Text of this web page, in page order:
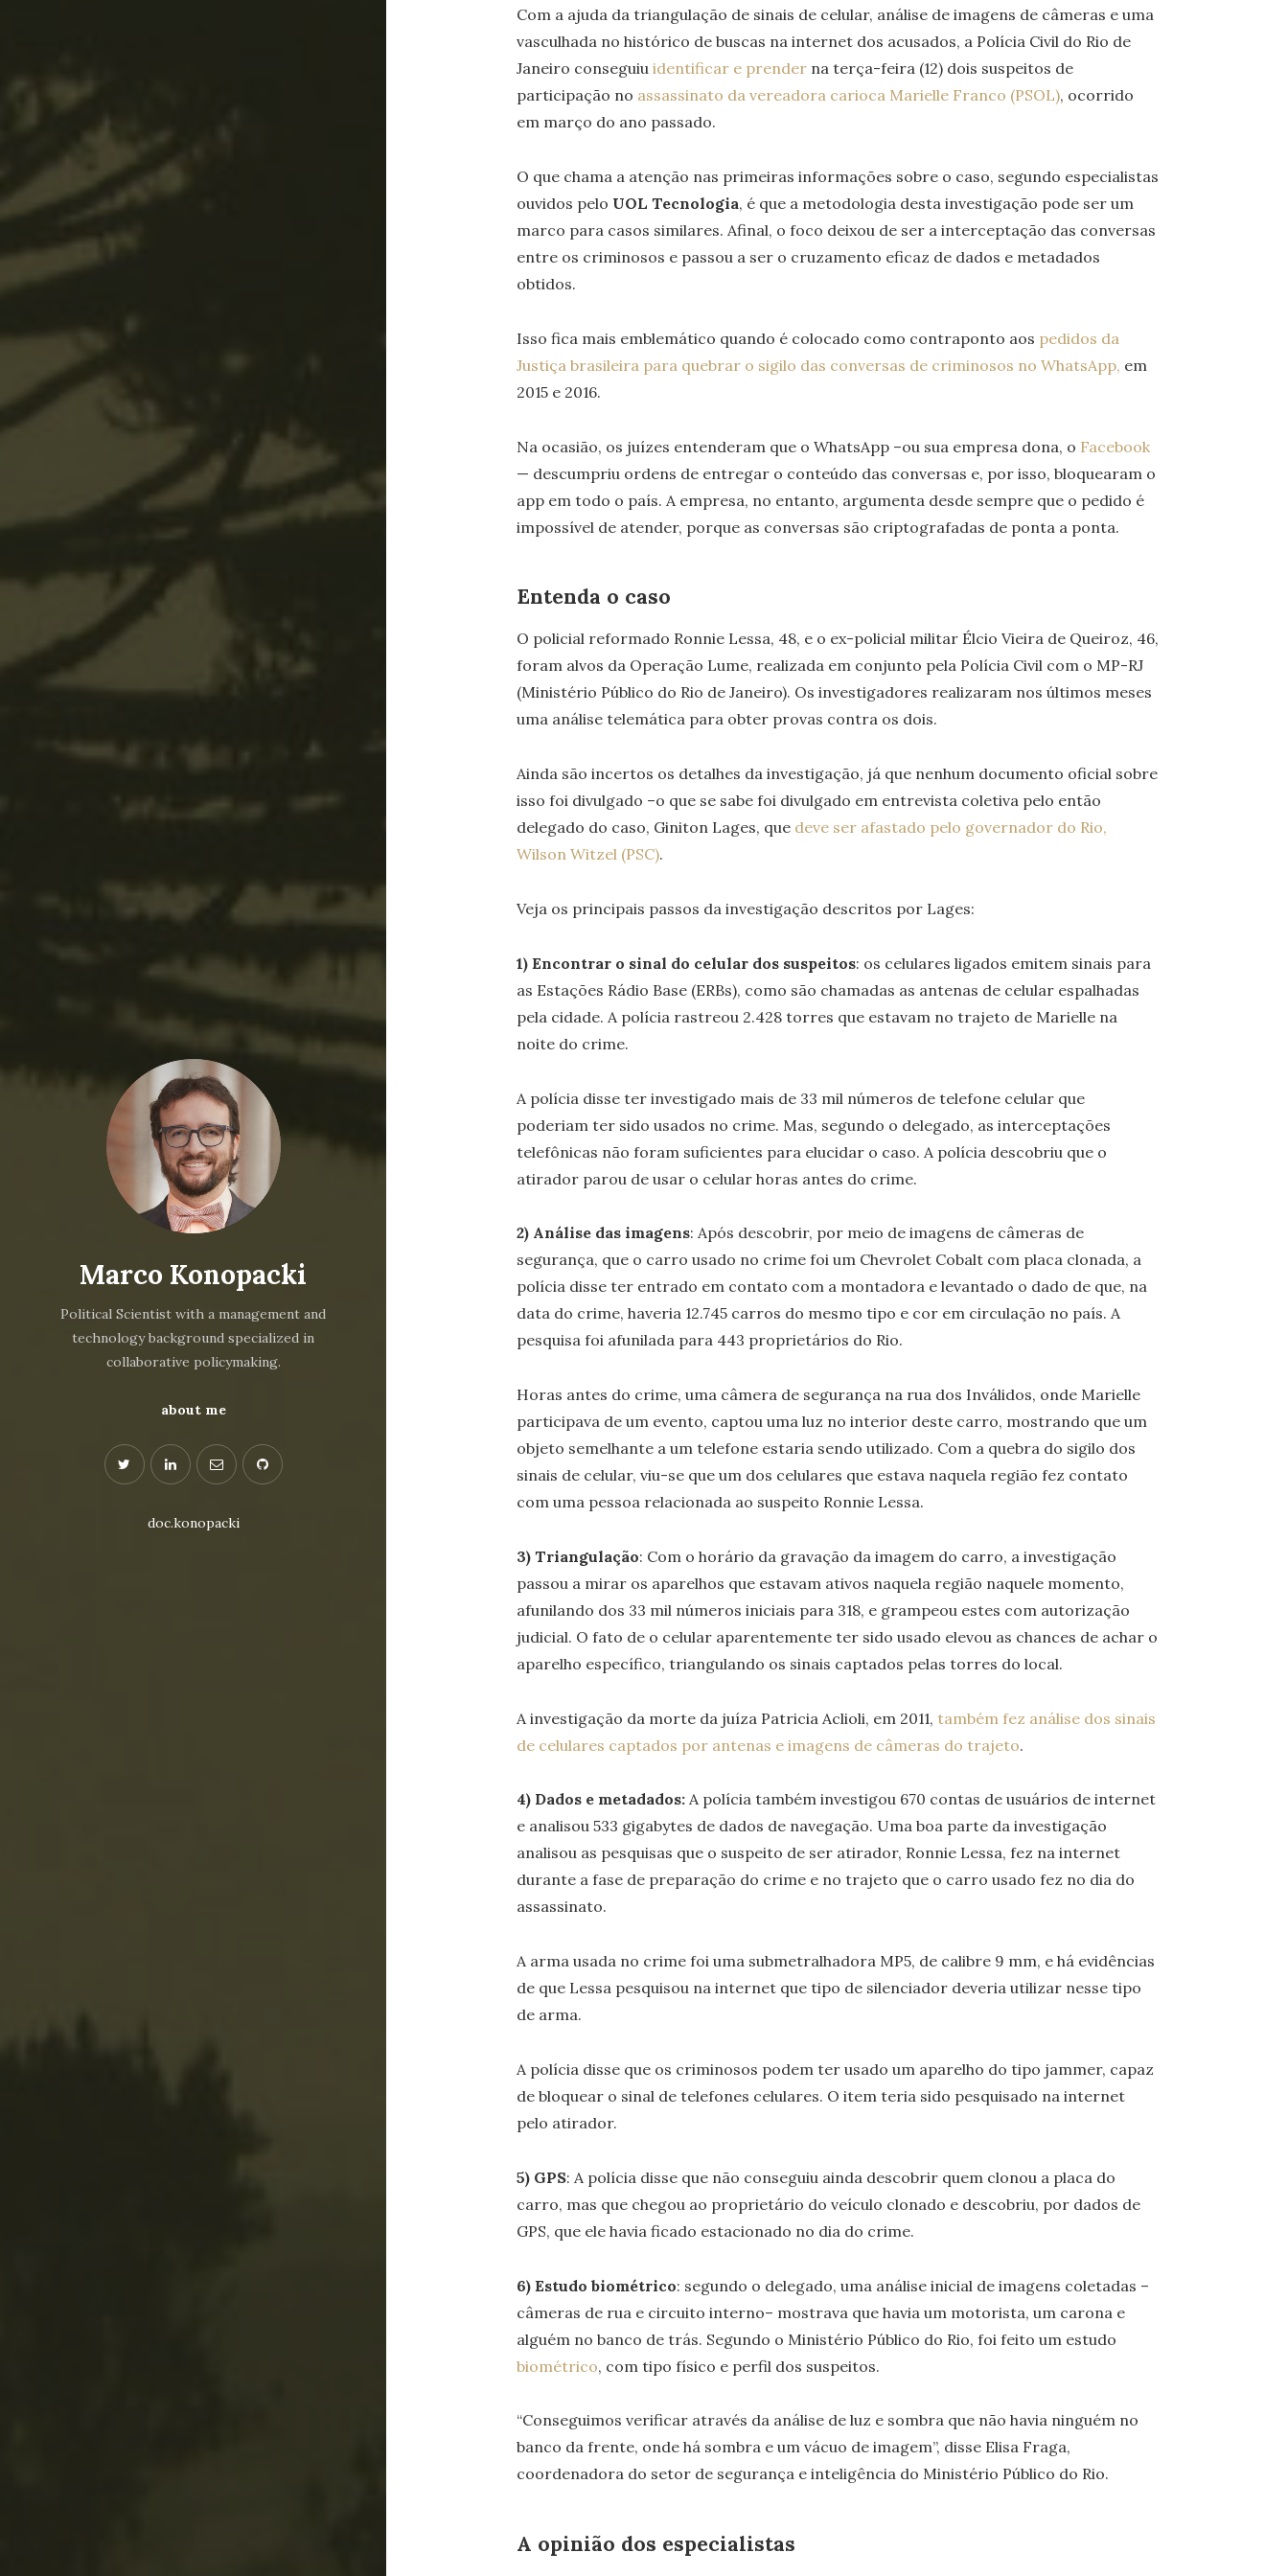
Marco Konopacki
Political Scientist with a management and
technology background specialized in
collaborative policymaking.
about me
doc.konopacki
Com a ajuda da triangulação de sinais de celular, análise de imagens de câmeras e uma
vasculhada no histórico de buscas na internet dos acusados, a Polícia Civil do Rio de
Janeiro conseguiu identificar e prenderna terça-feira (12) dois suspeitos de
participação no assassinato da vereadora carioca Marielle Franco (PSOL), ocorrido
em março do ano passado.
O que chama a atenção nas primeiras informações sobre o caso, segundo especialistas
ouvidos pelo UOL Tecnologia, é que a metodologia desta investigação pode ser um
marco para casos similares. Afinal, o foco deixou de ser a interceptação das conversas
entre os criminosos e passou a ser o cruzamento eficaz de dados e metadados
obtidos.
Isso fica mais emblemático quando é colocado como contraponto aos pedidos da
Justiça brasileira para quebrar o sigilo das conversas de criminosos no WhatsApp, em
2015 e 2016.
Na ocasião, os juízes entenderam que o WhatsApp –ou sua empresa dona, o Facebook
— descumpriu ordens de entregar o conteúdo das conversas e, por isso, bloquearam o
app em todo o país. A empresa, no entanto, argumenta desde sempre que o pedido é
impossível de atender, porque as conversas são criptografadas de ponta a ponta.
Entenda o caso
O policial reformado Ronnie Lessa, 48, e o ex-policial militar Élcio Vieira de Queiroz, 46,
foram alvos da Operação Lume, realizada em conjunto pela Polícia Civil com o MP-RJ
(Ministério Público do Rio de Janeiro). Os investigadores realizaram nos últimos meses
uma análise telemática para obter provas contra os dois.
Ainda são incertos os detalhes da investigação, já que nenhum documento oficial sobre
isso foi divulgado –o que se sabe foi divulgado em entrevista coletiva pelo então
delegado do caso, Giniton Lages, que deve ser afastado pelo governador do Rio,
Wilson Witzel (PSC).
Veja os principais passos da investigação descritos por Lages:
1) Encontrar o sinal do celular dos suspeitos: os celulares ligados emitem sinais para
as Estações Rádio Base (ERBs), como são chamadas as antenas de celular espalhadas
pela cidade. A polícia rastreou 2.428 torres que estavam no trajeto de Marielle na
noite do crime.
A polícia disse ter investigado mais de 33 mil números de telefone celular que
poderiam ter sido usados no crime. Mas, segundo o delegado, as interceptações
telefônicas não foram suficientes para elucidar o caso. A polícia descobriu que o
atirador parou de usar o celular horas antes do crime.
2) Análise das imagens: Após descobrir, por meio de imagens de câmeras de
segurança, que o carro usado no crime foi um Chevrolet Cobalt com placa clonada, a
polícia disse ter entrado em contato com a montadora e levantado o dado de que, na
data do crime, haveria 12.745 carros do mesmo tipo e cor em circulação no país. A
pesquisa foi afunilada para 443 proprietários do Rio.
Horas antes do crime, uma câmera de segurança na rua dos Inválidos, onde Marielle
participava de um evento, captou uma luz no interior deste carro, mostrando que um
objeto semelhante a um telefone estaria sendo utilizado. Com a quebra do sigilo dos
sinais de celular, viu-se que um dos celulares que estava naquela região fez contato
com uma pessoa relacionada ao suspeito Ronnie Lessa.
3) Triangulação: Com o horário da gravação da imagem do carro, a investigação
passou a mirar os aparelhos que estavam ativos naquela região naquele momento,
afunilando dos 33 mil números iniciais para 318, e grampeou estes com autorização
judicial. O fato de o celular aparentemente ter sido usado elevou as chances de achar o
aparelho específico, triangulando os sinais captados pelas torres do local.
A investigação da morte da juíza Patricia Aclioli, em 2011, também fez análise dos sinais
de celulares captados por antenas e imagens de câmeras do trajeto.
4) Dados e metadados: A polícia também investigou 670 contas de usuários de internet
e analisou 533 gigabytes de dados de navegação. Uma boa parte da investigação
analisou as pesquisas que o suspeito de ser atirador, Ronnie Lessa, fez na internet
durante a fase de preparação do crime e no trajeto que o carro usado fez no dia do
assassinato.
A arma usada no crime foi uma submetralhadora MP5, de calibre 9 mm, e há evidências
de que Lessa pesquisou na internet que tipo de silenciador deveria utilizar nesse tipo
de arma.
A polícia disse que os criminosos podem ter usado um aparelho do tipo jammer, capaz
de bloquear o sinal de telefones celulares. O item teria sido pesquisado na internet
pelo atirador.
5) GPS: A polícia disse que não conseguiu ainda descobrir quem clonou a placa do
carro, mas que chegou ao proprietário do veículo clonado e descobriu, por dados de
GPS, que ele havia ficado estacionado no dia do crime.
6) Estudo biométrico: segundo o delegado, uma análise inicial de imagens coletadas –
câmeras de rua e circuito interno– mostrava que havia um motorista, um carona e
alguém no banco de trás. Segundo o Ministério Público do Rio, foi feito um estudo
biométrico, com tipo físico e perfil dos suspeitos.
“Conseguimos verificar através da análise de luz e sombra que não havia ninguém no
banco da frente, onde há sombra e um vácuo de imagem”, disse Elisa Fraga,
coordenadora do setor de segurança e inteligência do Ministério Público do Rio.
A opinião dos especialistas